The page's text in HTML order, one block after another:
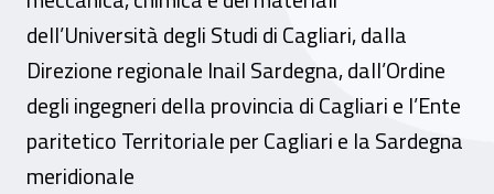
dell’Università degli Studi di Cagliari, dalla
Direzione regionale Inail Sardegna, dall’Ordine
degli ingegneri della provincia di Cagliari e l’Ente
paritetico Territoriale per Cagliari e la Sardegna
meridionale